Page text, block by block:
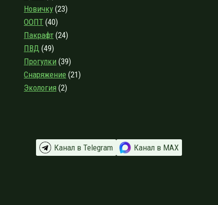
Новичку (23)
ООПТ (40)
Пакрафт (24)
ПВД (49)
Прогулки (39)
Снаряжение (21)
Экология (2)
Канал в Telegram Канал в МАХ